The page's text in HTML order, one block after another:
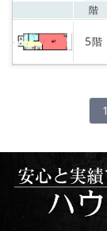
階
5階
1